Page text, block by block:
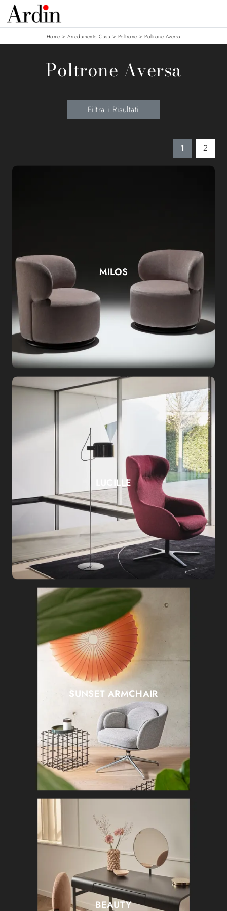
Home > Arredamento Casa > Poltrone > Poltrone Aversa
Poltrone Aversa
Filtra i Risultati
1 2
MILOS
LUCILLE
SUNSET ARMCHAIR
BEAUTY